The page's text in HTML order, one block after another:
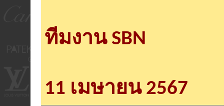
ทีมงาน SBN
11 เมษายน 2567